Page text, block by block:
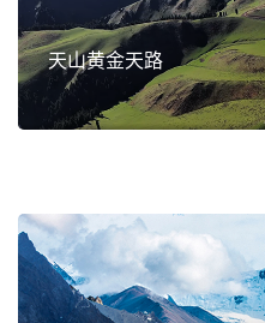
天山黄金天路